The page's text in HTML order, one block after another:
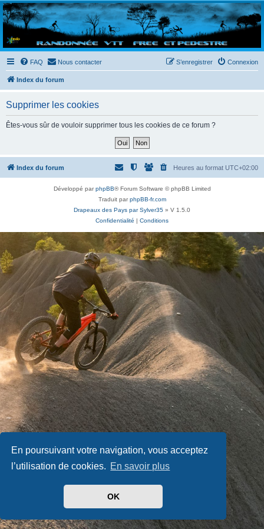
En poursuivant votre navigation, vous acceptez
l’utilisation de cookies. En savoir plus
OK
Randovttfree.fr
Bienvenue sur le site des randos vtt et pédestre de Bretagne . Bonne navigation sur le site
et bonnes randos dans l'Ouest !
FAQ Nous contacter Connexion
S’enregistrer
Index du forum
Supprimer les cookies
Êtes-vous sûr de vouloir supprimer tous les cookies de ce forum ?
Index du forum Heures au format UTC+02:00
Développé parphpBB® Forum Software © phpBB Limited
Traduit parphpBB-fr.com
Drapeaux des Pays par Sylver35 » V 1.5.0
Confidentialité | Conditions